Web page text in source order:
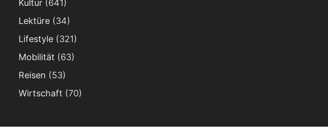
Kultur (641)
Lektüre (34)
Lifestyle (321)
Mobilität (63)
Reisen (53)
Wirtschaft (70)